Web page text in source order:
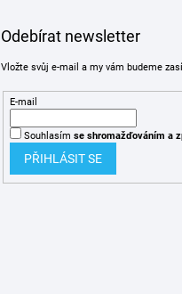
Odebírat newsletter
Vložte svůj e-mail a my vám budeme
E-mail
Souhlasím se shromažďováním a
PŘIHLÁSIT SE